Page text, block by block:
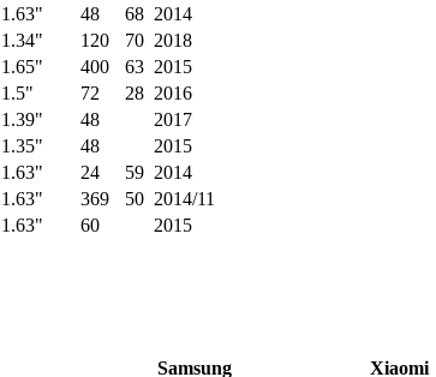
1.63" 48 68 2014
1.34" 120 70 2018
1.65" 400 63 2015
1.5" 72 28 2016
1.39" 48
2017
1.35" 48
2015
1.63" 24 59 2014
1.63" 369 50 2014/11
1.63" 60 2015
Samsung Xiaomi